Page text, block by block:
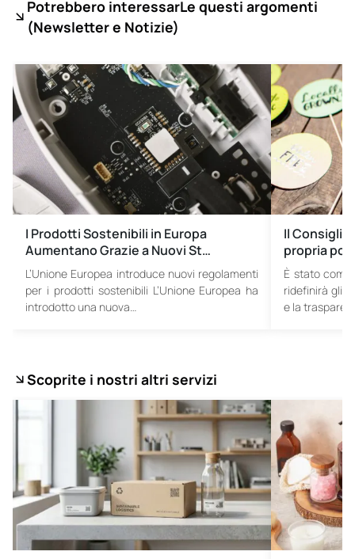
Potrebbero interessarLe questi argomenti
(Newsletter e Notizie)
I Prodotti Sostenibili in Europa
Aumentano Grazie a Nuovi St…
L’Unione Europea introduce nuovi regolamenti
per i prodotti sostenibili L’Unione Europea ha
introdotto una nuova…
Il Consiglio
propria
È stato
ridefinirà gli
e la
Scoprite i nostri altri servizi